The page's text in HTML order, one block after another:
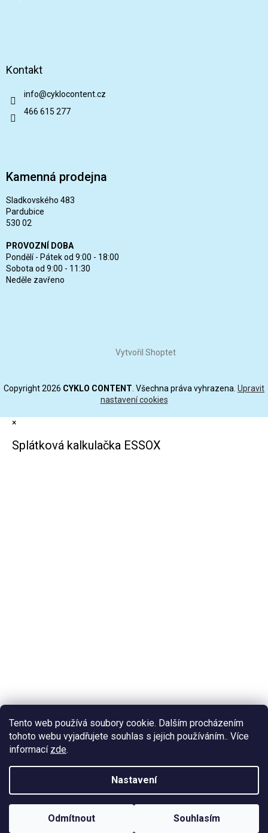
Tento web používá soubory cookie. Dalším procházením
tohoto webu vyjadřujete souhlas s jejich používáním.. Více
informací zde.
Nastavení
Odmítnout Souhlasím
Kontakt
info@cyklocontent.cz
466 615 277
Kamenná prodejna
Sladkovského 483
Pardubice
530 02
PROVOZNÍ DOBA
Pondělí - Pátek od 9:00 - 18:00
Sobota od 9:00 - 11:30
Neděle zavřeno
Vytvořil Shoptet
Copyright 2026 CYKLO CONTENT . Všechna práva vyhrazena. Upravit
nastavení cookies
×
Splátková kalkulačka ESSOX